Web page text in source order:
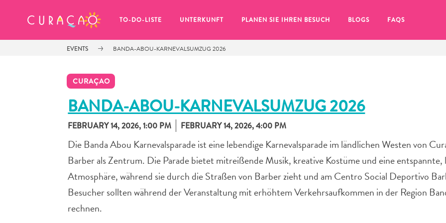
TO-DO-LISTE UNTERKUNFT PLANEN SIE IHREN BESUCH BLOGS FAQS
EVENTS BANDA-ABOU-KARNEVALSUMZUG 2026
CURAÇAO
BANDA-ABOU-KARNEVALSUMZUG 2026
FEBRUARY 14, 2026, 1:00 PM FEBRUARY 14, 2026, 4:00 PM
Die Banda Abou Karnevalsparade ist eine lebendige Karnevalsparade im ländlichen Westen von
Barber als Zentrum. Die Parade bietet mitreißende Musik, kreative Kostüme und eine entspannte,
Atmosphäre, während sie durch die Straßen von Barber zieht und am Centro Social Deportivo
Besucher sollten während der Veranstaltung mit erhöhtem Verkehrsaufkommen in der Region
rechnen.
MEINE FAVORITEN
Es schaut so aus, als ob Sie noch
gespeichert haben.
Wenn Sie etwas für später speichern möchten, klicken Sie auf das